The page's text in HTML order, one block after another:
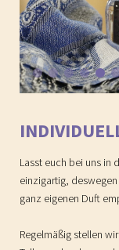
Lasst euch bei uns in
einzigartig,
ganz eigenen Duft
Regelmäßig stellen wir